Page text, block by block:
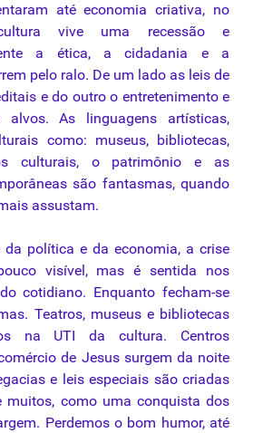
até economia criativa, no
vive uma recessão e
a ética, a cidadania e a
pelo ralo. De um lado as leis de
e do outro o entretenimento e
As linguagens artísticas,
como: museus, bibliotecas,
culturais, o patrimônio e as
são fantasmas, quando
assustam.
da política e da economia, a crise
visível, mas é sentida nos
cotidiano. Enquanto fecham-se
Teatros, museus e bibliotecas
na UTI da cultura. Centros
de Jesus surgem da noite
e leis especiais são criadas
muitos, como uma conquista dos
Perdemos o bom humor, até